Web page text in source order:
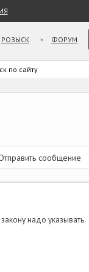
РОЗЫСК ФОРУМ
сообщение
надо указывать.